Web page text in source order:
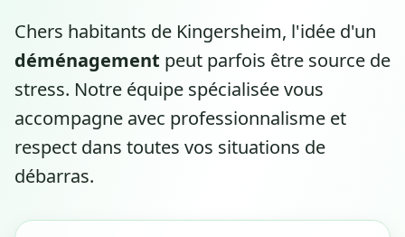
Chers habitants de Kingersheim, l'idée d'un
déménagement peut parfois être source de
stress. Notre équipe spécialisée vous
accompagne avec professionnalisme et
respect dans toutes vos situations de
débarras.